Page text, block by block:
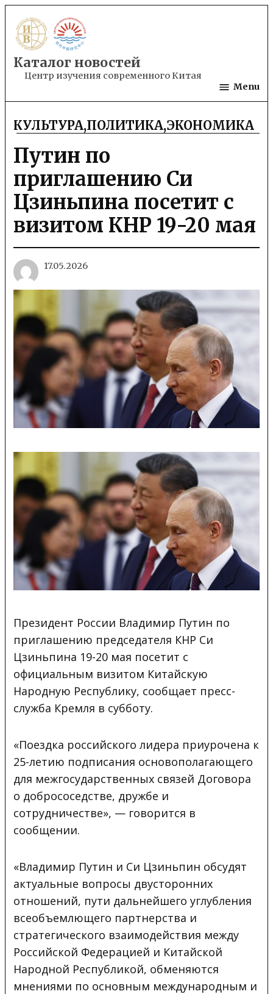
to
content
Каталог новостей
Центр изучения современного Китая
Menu
POSTED
IN
КУЛЬТУРА,ПОЛИТИКА,ЭКОНОМИКА
Путин по
приглашению Си
Цзиньпина посетит с
визитом КНР 19-20 мая
17.05.2026
Президент России Владимир Путин по
приглашению председателя КНР Си
Цзиньпина 19-20 мая посетит с
официальным визитом Китайскую
Народную Республику, сообщает пресс-
служба Кремля в субботу.
«Поездка российского лидера приурочена к
25-летию подписания основополагающего
для межгосударственных связей Договора
о добрососедстве, дружбе и
сотрудничестве», — говорится в
сообщении.
«Владимир Путин и Си Цзиньпин обсудят
актуальные вопросы двусторонних
отношений, пути дальнейшего углубления
всеобъемлющего партнерства и
стратегического взаимодействия между
Российской Федерацией и Китайской
Народной Республикой, обменяются
мнениями по основным международным и